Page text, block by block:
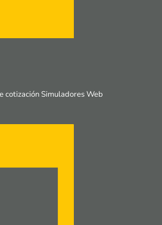
cotización Simuladores Web